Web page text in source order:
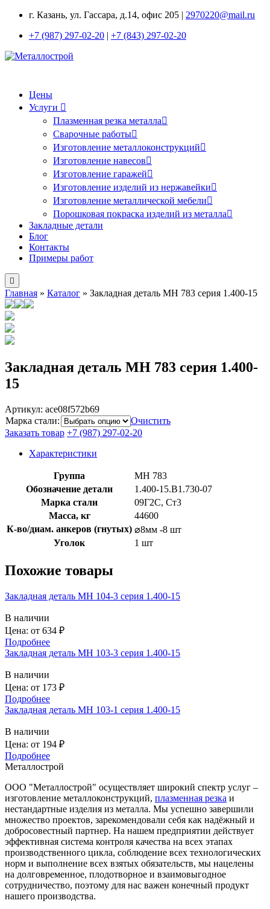
г. Казань, ул. Гассара, д.14, офис 205 | 2970220@mail.ru
+7 (987) 297-02-20 | +7 (843) 297-02-20
Цены
Услуги
Плазменная резка металла
Сварочные работы
Изготовление металлоконструкций
Изготовление навесов
Изготовление гаражей
Изготовление изделий из нержавейки
Изготовление металлической мебели
Порошковая покраска изделий из металла
Закладные детали
Блог
Контакты
Примеры работ
Главная » Каталог » Закладная деталь МН 783 серия 1.400-15
Закладная деталь МН 783 серия 1.400-
15
Артикул: ace08f572b69
Марка стали:
Очистить
Заказать товар +7 (987) 297-02-20
Характеристики
Группа
МН 783
Обозначение детали
1.400-15.B1.730-07
Марка стали
09Г2С, Ст3
Масса, кг
44600
К-во/диам. анкеров (гнутых) ⌀8мм -8 шт
Уголок
1 шт
Похожие товары
Закладная деталь МН 104-3 серия 1.400-15
В наличии
Цена: от 634 ₽
Подробнее
Закладная деталь МН 103-3 серия 1.400-15
В наличии
Цена: от 173 ₽
Подробнее
Закладная деталь МН 103-1 серия 1.400-15
В наличии
Цена: от 194 ₽
Подробнее
Металлострой
ООО "Металлострой" осуществляет широкий спектр услуг –
изготовление металлоконструкций, плазменная резка и
нестандартные изделия из металла. Мы успешно завершили
множество проектов, зарекомендовали себя как надёжный и
добросовестный партнер. На нашем предприятии действует
эффективная система контроля качества на всех этапах
производственного цикла, соблюдение всех технологических
норм и выполнение всех взятых обязательств, мы нацелены
на долговременное, плодотворное и взаимовыгодное
сотрудничество, поэтому для нас важен конечный продукт
нашего производства.